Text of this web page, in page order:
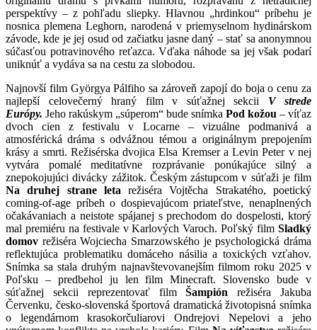
perspektívy – z pohľadu sliepky. Hlavnou „hrdinkou“ príbehu je
nosnica plemena Leghorn, narodená v priemyselnom hydinárskom
závode, kde je jej osud od začiatku jasne daný – stať sa anonymnou
súčasťou potravinového reťazca. Vďaka náhode sa jej však podarí
uniknúť a vydáva sa na cestu za slobodou.
Najnovší film Györgya Pálfiho sa zároveň zapojí do boja o cenu za
najlepší celovečerný hraný film v súťažnej sekcii V strede
Európy. Jeho rakúskym „súperom“ bude snímka Pod kožou – víťaz
dvoch cien z festivalu v Locarne – vizuálne podmanivá a
atmosférická dráma s odvážnou témou a originálnym prepojením
krásy a smrti. Režisérska dvojica Elsa Kremser a Levin Peter v nej
vytvára pomalé meditatívne rozprávanie ponúkajúce silný a
znepokojujúci divácky zážitok. Českým zástupcom v súťaži je film
Na druhej strane leta režiséra Vojtěcha Strakatého, poetický
coming-of-age príbeh o dospievajúcom priateľstve, nenaplnených
očakávaniach a neistote spájanej s prechodom do dospelosti, ktorý
mal premiéru na festivale v Karlových Varoch. Poľský film Sladký
domov režiséra Wojciecha Smarzowského je psychologická dráma
reflektujúca problematiku domáceho násilia a toxických vzťahov.
Snímka sa stala druhým najnavštevovanejším filmom roku 2025 v
Poľsku – predbehol ju len film Minecraft. Slovensko bude v
súťažnej sekcii reprezentovať filmŠampión režiséra Jakuba
Červenku, česko-slovenská športová dramatická životopisná snímka
o legendárnom krasokorčuliarovi Ondrejovi Nepelovi a jeho